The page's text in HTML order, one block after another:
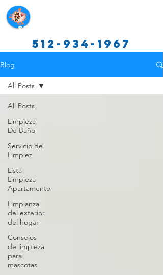
Servicios de limpieza de
512-934-1967
Blog
All Posts
Limpieza
De Baño
Servicio de
Limpiez
Lista
Limpieza
Apartamento
Limpianza
del exterior
del hogar
Consejos
de limpieza
para
mascotas
All Posts